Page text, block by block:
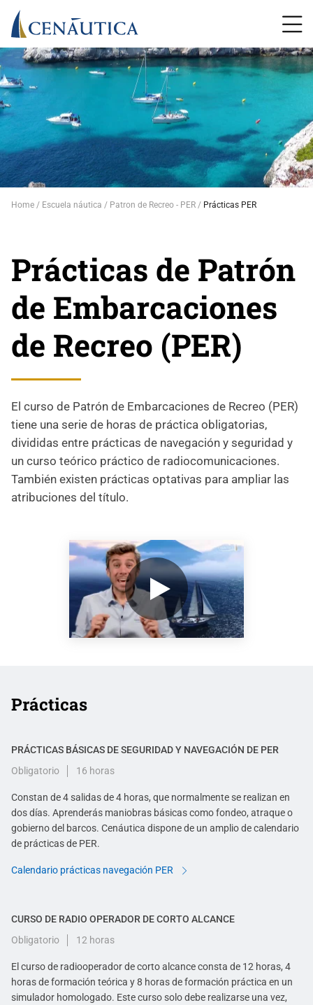
Home Escuela náutica Patron de Recreo - PER Prácticas PER
Prácticas de Patrón
de Embarcaciones
de Recreo (PER)
El curso de Patrón de Embarcaciones de Recreo (PER)
tiene una serie de horas de práctica obligatorias,
divididas entre prácticas de navegación y seguridad y
un curso teórico práctico de radiocomunicaciones.
También existen prácticas optativas para ampliar las
atribuciones del título.
VER EL VÍDEO
Prácticas
PRÁCTICAS BÁSICAS DE SEGURIDAD Y NAVEGACIÓN DE PER
Obligatorio
16 horas
Constan de 4 salidas de 4 horas, que normalmente se realizan en
dos días. Aprenderás maniobras básicas como fondeo, atraque o
gobierno del barcos. Cenáutica dispone de un amplio de calendario
de prácticas de PER.
Calendario prácticas navegación PER
CURSO DE RADIO OPERADOR DE CORTO ALCANCE
Obligatorio
12 horas
El curso de radiooperador de corto alcance consta de 12 horas, 4
horas de formación teórica y 8 horas de formación práctica en un
simulador homologado. Este curso solo debe realizarse una vez,